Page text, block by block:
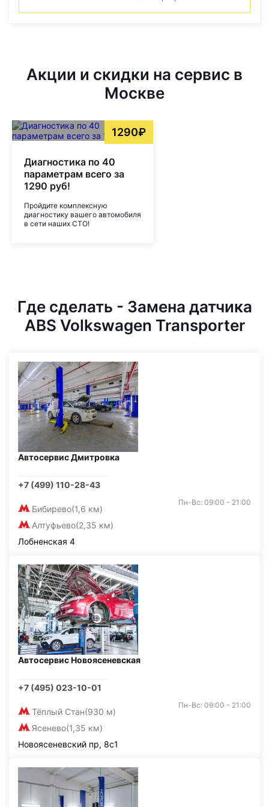
Акции и скидки на сервис в
Москве
1290₽
Диагностика по 40
параметрам всего за
1290 руб!
Пройдите комплексную
диагностику вашего автомобиля
в сети наших СТО!
Где сделать - Замена датчика
ABS Volkswagen Transporter
Автосервис Дмитровка
+7 (499) 110-28-43
Бибирево(1,6 км)
Алтуфьево(2,35 км)
Пн-Вс: 09:00 - 21:00
Лобненская 4
Автосервис Новоясеневская
+7 (495) 023-10-01
Тёплый Стан(930 м)
Ясенево(1,35 км)
Пн-Вс: 09:00 - 21:00
Новоясеневский пр, 8с1